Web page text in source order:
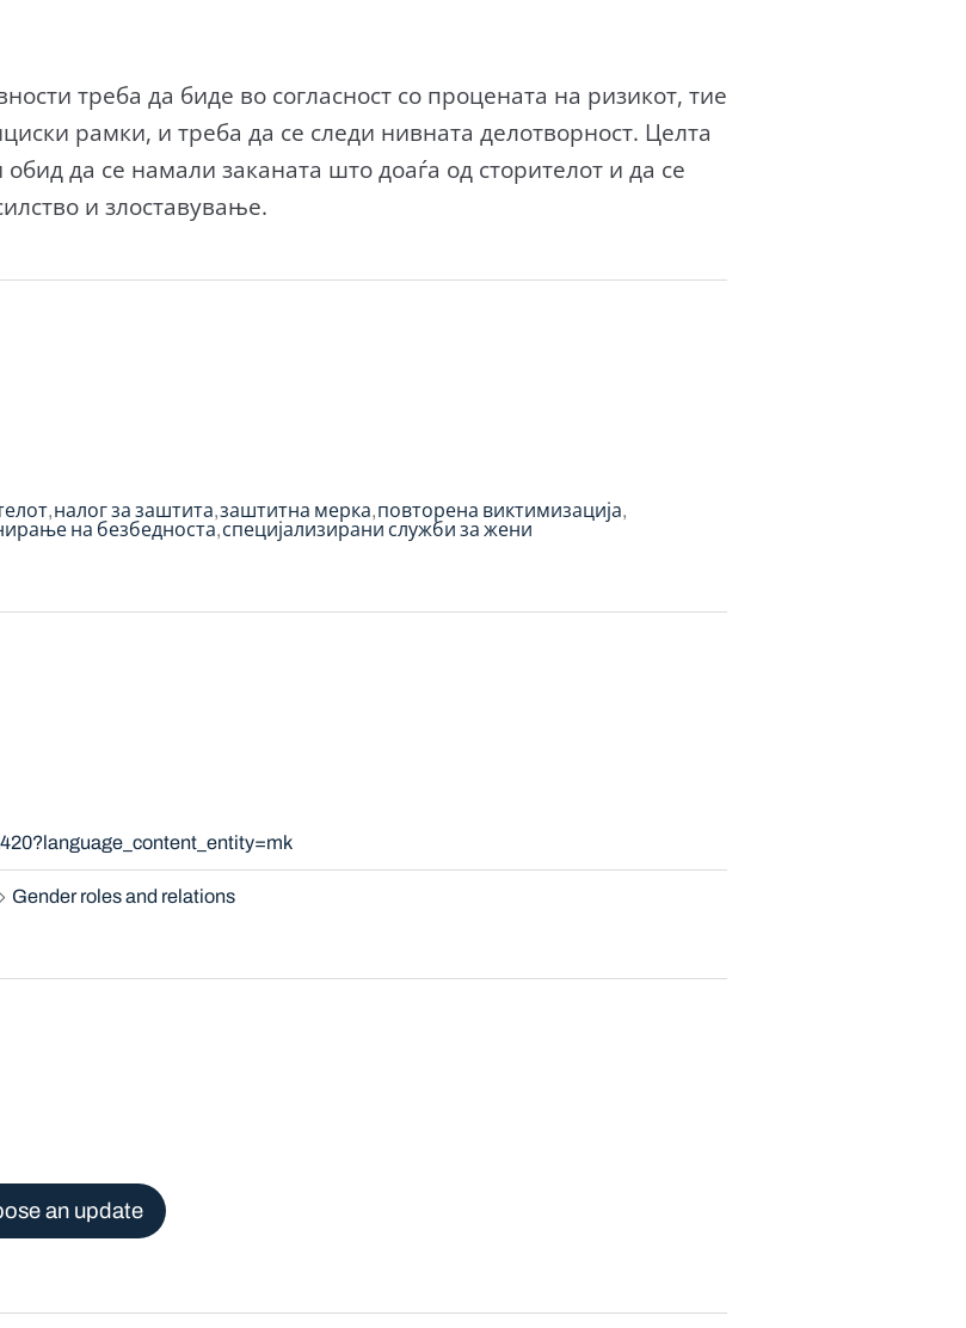
треба да биде во согласност со процената на ризикот, тие
рамки, и треба да се следи нивната делотворност. Целта
да се намали заканата што доаѓа од сторителот и да се
и злоставување.
налог за заштита заштитна мерка повторена виктимизација
на безбедноста специјализирани служби за жени
Gender roles and relations
an update